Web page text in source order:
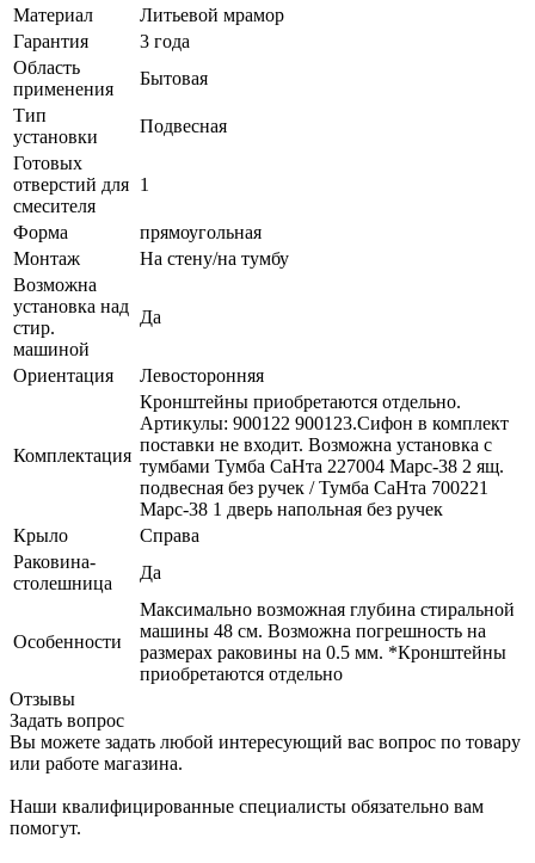
Материал
Литьевой мрамор
Гарантия
3 года
Область
применения
Бытовая
Тип
установки
Подвесная
Готовых
отверстий для
смесителя
1
Форма
прямоугольная
Монтаж
На стену/на тумбу
Возможна
установка над
стир.
машиной
Да
Ориентация Левосторонняя
Комплектация
Кронштейны приобретаются отдельно.
Артикулы: 900122 900123.Сифон в комплект
поставки не входит. Возможна установка с
тумбами Тумба СаНта 227004 Марс-38 2 ящ.
подвесная без ручек / Тумба СаНта 700221
Марс-38 1 дверь напольная без ручек
Крыло
Справа
Раковина-
столешница
Да
Особенности
Максимально возможная глубина стиральной
машины 48 см. Возможна погрешность на
размерах раковины на 0.5 мм. *Кронштейны
приобретаются отдельно
Отзывы
Задать вопрос
Вы можете задать любой интересующий вас вопрос по товару
или работе магазина.
Наши квалифицированные специалисты обязательно вам
помогут.